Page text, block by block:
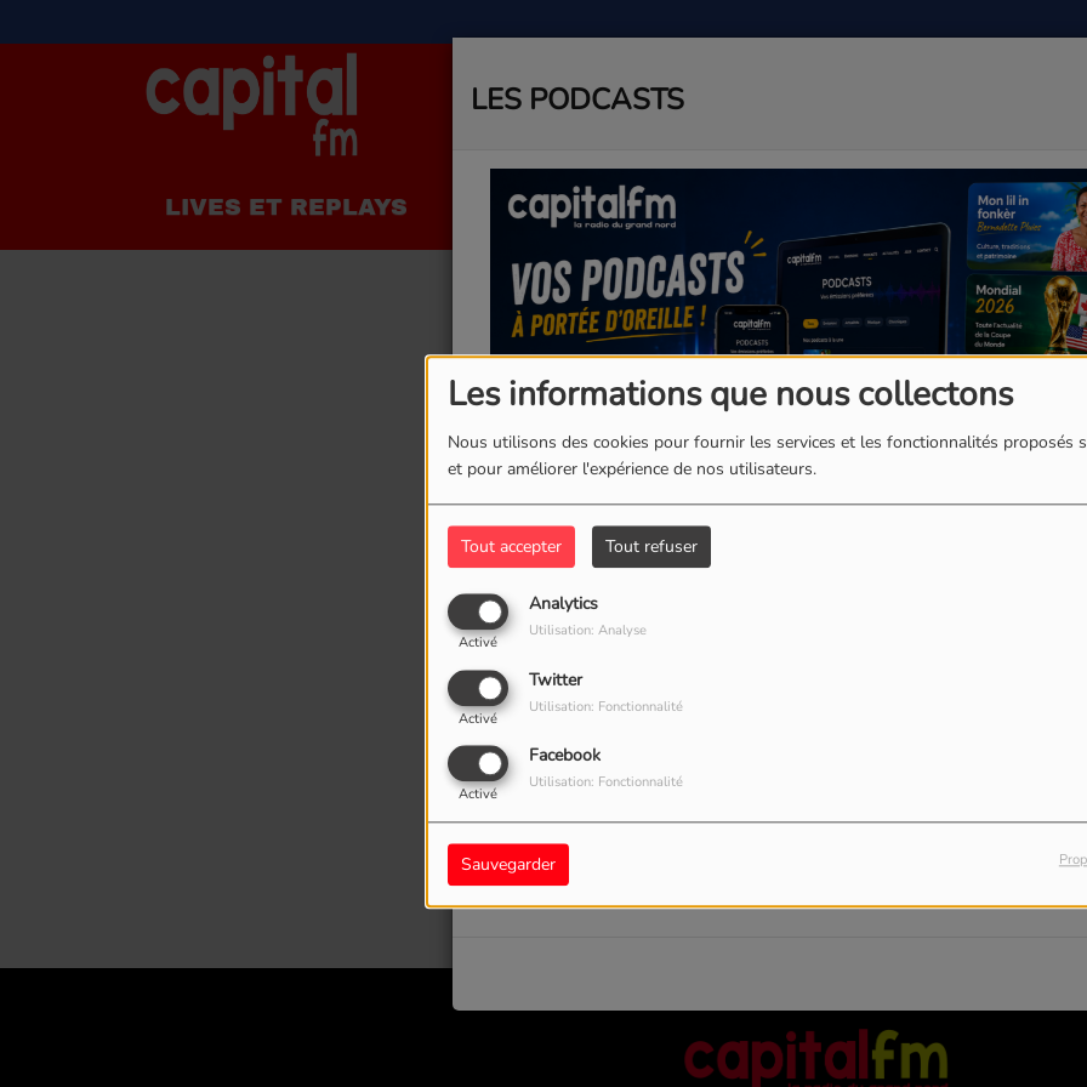
Les informations que nous collectons
Nous utilisons des cookies pour fournir les services et les fonctionnalités proposés
et pour améliorer l'expérience de nos utilisateurs.
Tout accepter Tout refuser
Analytics
Activé
Utilisation: Analyse
Twitter
Activé
Utilisation: Fonctionnalité
Facebook
Activé
Utilisation: Fonctionnalité
Sauvegarder
LIVES ET REPLAYS LA RADIO AGENDA
Oups, vous avez rencontré une
Il semble que la page que vous recherchez n’existe plus.
LES PODCASTS